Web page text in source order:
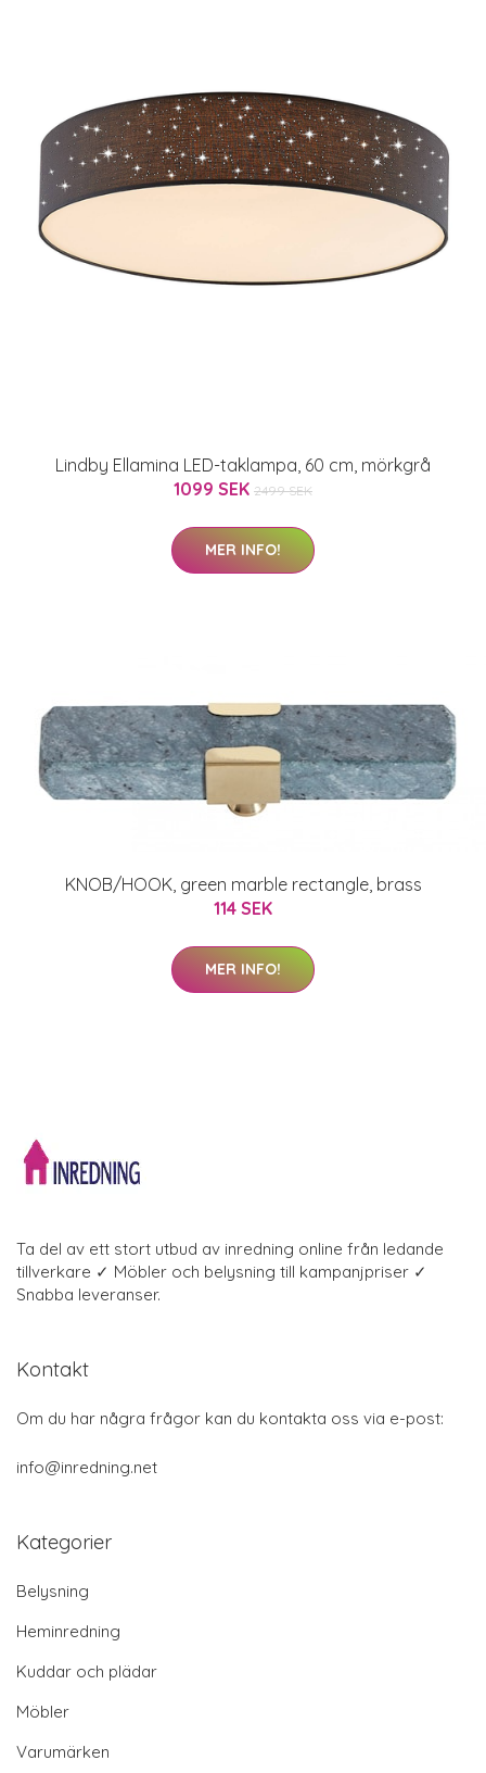
Lindby Ellamina LED-taklampa, 60 cm, mörkgrå
1099 SEK 2499 SEK
MER INFO!
KNOB/HOOK, green marble rectangle, brass
114 SEK
MER INFO!
Ta del av ett stort utbud av inredning online från ledande
tillverkare ✓ Möbler och belysning till kampanjpriser ✓
Snabba leveranser.
Kontakt
Om du har några frågor kan du kontakta oss via e-post:
info@inredning.net
Kategorier
Belysning
Heminredning
Kuddar och plädar
Möbler
Varumärken